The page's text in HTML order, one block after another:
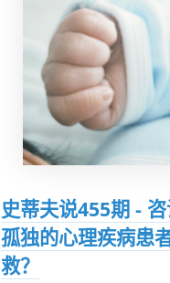
史蒂夫说455期 - 咨
孤独的心理疾病患
救？